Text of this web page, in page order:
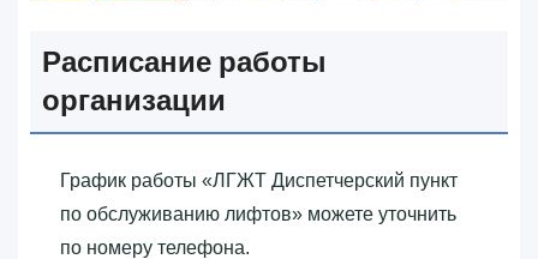
Расписание работы
организации
График работы «‎ЛГЖТ Диспетчерский пункт
по обслуживанию лифтов»‎ можете уточнить
по номеру телефона.